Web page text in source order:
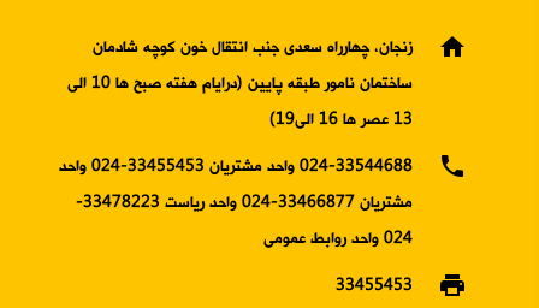
home
زنجان، چهارراه سعدی جنب انتقال خون کوچه شادمان
ساختمان نامور طبقه پایین (درایام هفته صبح ها 10 الی
13 عصر ها 16 الی19)
phone
024-33544688 واحد مشتریان 33455453-024 واحد
024 واحد روابط عمومی
print
33455453